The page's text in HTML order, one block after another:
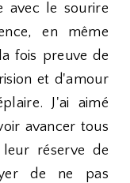
avec le sourire
en même
fois preuve de
et d'amour
J'ai aimé
avancer tous
réserve de
de ne pas